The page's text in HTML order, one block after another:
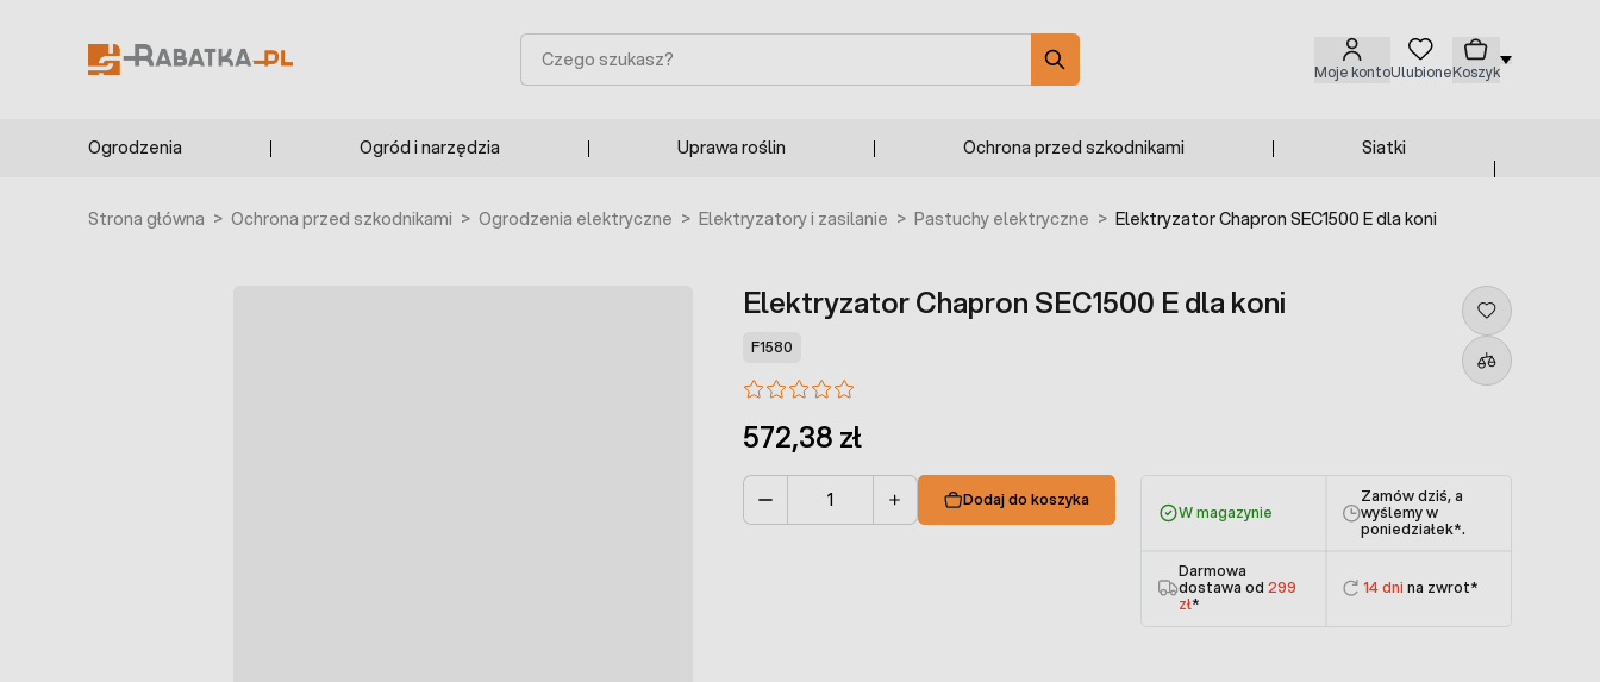
Moje kontoUlubioneKoszyk
Szukaj
Ogrodzenia Ogród i narzędzia Uprawa roślin Ochrona przed szkodnikami Siatki
Strona główna > Ochrona przed szkodnikami > Ogrodzenia elektryczne > Elektryzatory i zasilanie > Pastuchy elektryczne > Elektryzator Chapron SEC1500 E dla koni
Elektryzator Chapron SEC1500 E dla koni
F1580
572,38 zł
Dodaj do koszyka
W magazynie
Zamów dziś, a
wyślemy w
poniedziałek*.
Darmowa
dostawa od 299
zł*
14 dni na zwrot*